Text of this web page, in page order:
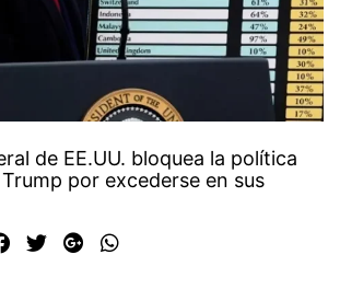
de EE.UU. bloquea la política
por excederse en sus